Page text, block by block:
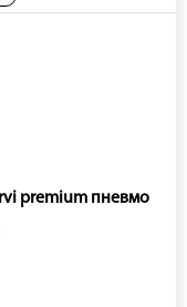
premium пневмо